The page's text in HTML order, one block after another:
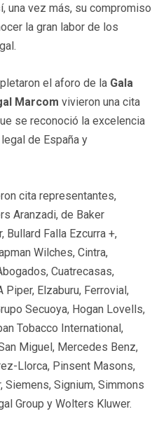
una vez más, su compromiso
la gran labor de los
el aforo de la Gala
Marcom vivieron una cita
se reconoció la excelencia
de España y
cita representantes,
Aranzadi, de Baker
Bullard Falla Ezcurra +,
Wilches, Cintra,
Cuatrecasas,
Piper, Elzaburu, Ferrovial,
Secuoya, Hogan Lovells,
Tobacco International,
Miguel, Mercedes Benz,
Llorca, Pinsent Masons,
Siemens, Signium, Simmons
Group y Wolters Kluwer.